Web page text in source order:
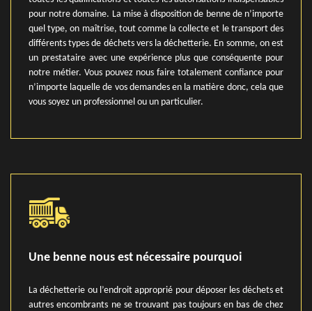
pour notre domaine. La mise à disposition de benne de n’importe
quel type, on maîtrise, tout comme la collecte et le transport des
différents types de déchets vers la déchetterie. En somme, on est
un prestataire avec une expérience plus que conséquente pour
notre métier. Vous pouvez nous faire totalement confiance pour
n’importe laquelle de vos demandes en la matière donc, cela que
vous soyez un professionnel ou un particulier.
Une benne nous est nécessaire pourquoi
La déchetterie ou l’endroit approprié pour déposer les déchets et
autres encombrants ne se trouvant pas toujours en bas de chez